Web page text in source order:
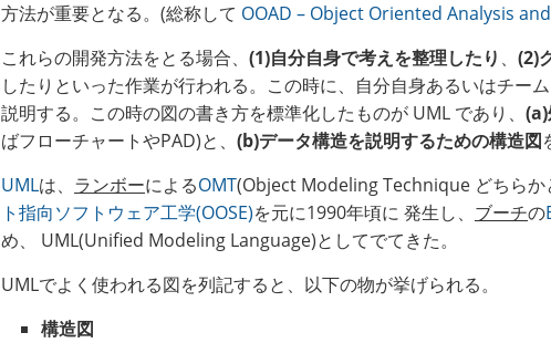
方法が重要となる。(総称して OOAD – Object Oriented Analysis
これらの開発方法をとる場合、 (1)自分自身で考えを整理したり 、 (2)
したりといった作業が行われる。この時に、自分自身あるいはチー
説明する。この時の図の書き方を標準化したものが UML であり、
ばフローチャートやPAD)と、 (b)データ構造を説明するための構造図
UMLは、 ランボーによるOMT(Object Modeling Technique どちらか
ト指向ソフトウェア工学(OOSE)を元に1990年頃に 発生し、 ブーチの
め、 UML(Unified Modeling Language)としてでてきた。
UMLでよく使われる図を列記すると、以下の物が挙げられる。
構造図